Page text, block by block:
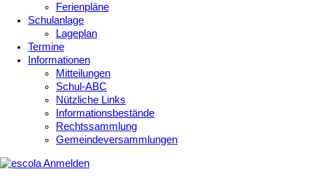
Ferienpläne
Schulanlage
Lageplan
Termine
Informationen
Mitteilungen
Schul-ABC
Nützliche Links
Informationsbestände
Rechtssammlung
Gemeindeversammlungen
Anmelden